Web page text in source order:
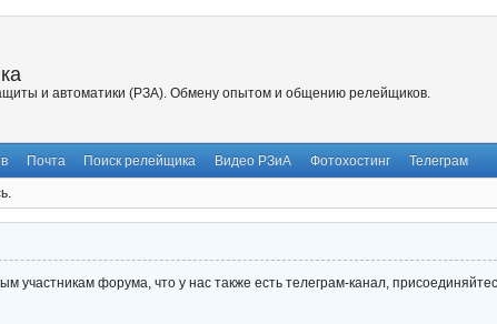
и автоматики (РЗА). Обмену опытом и общению релейщиков.
Почта Поиск релейщика Видео РЗиА Фотохостинг Телеграм
участникам форума, что у нас также есть телеграм-канал,